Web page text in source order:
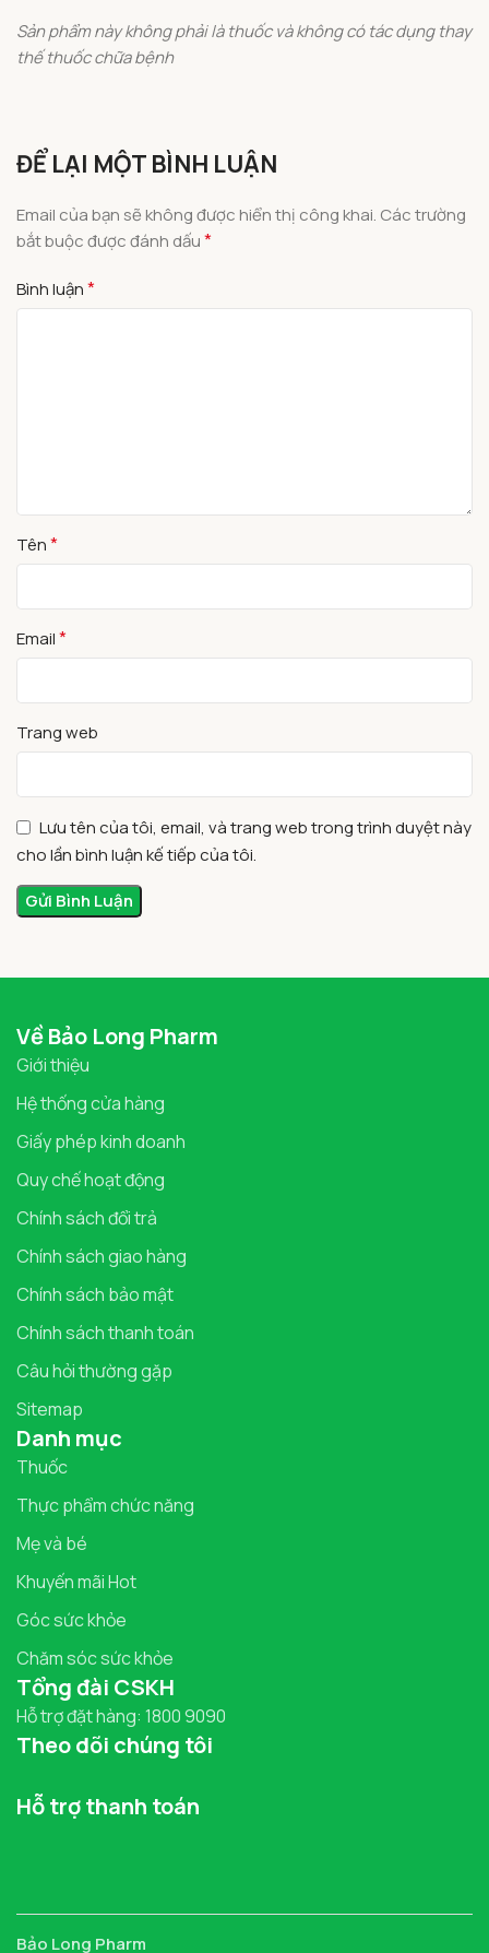
Sản phẩm này không phải là thuốc và không có tác dụng thay
thế thuốc chữa bệnh
ĐỂ LẠI MỘT BÌNH LUẬN
Email của bạn sẽ không được hiển thị công khai. Các trường
bắt buộc được đánh dấu*
Bình luận*
Tên*
Email*
Trang web
Lưu tên của tôi, email, và trang web trong trình duyệt này
cho lần bình luận kế tiếp của tôi.
Về Bảo Long Pharm
Giới thiệu
Hệ thống cửa hàng
Giấy phép kinh doanh
Quy chế hoạt động
Chính sách đổi trả
Chính sách giao hàng
Chính sách bảo mật
Chính sách thanh toán
Câu hỏi thường gặp
Sitemap
Danh mục
Thuốc
Thực phẩm chức năng
Mẹ và bé
Khuyến mãi Hot
Góc sức khỏe
Chăm sóc sức khỏe
Tổng đài CSKH
Hỗ trợ đặt hàng: 1800 9090
Theo dõi chúng tôi
Hỗ trợ thanh toán
Bảo Long Pharm